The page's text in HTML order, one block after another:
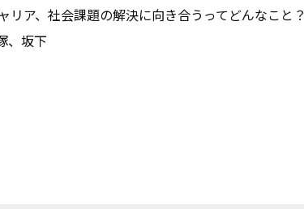
ア、社会課題の解決に向き合うってどんなこと？
、坂下